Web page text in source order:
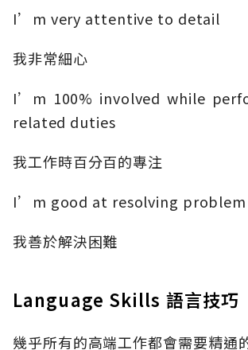
I’m very attentive to detail
我非常細心
I’m 100% involved while
related duties
我工作時百分百的專注
I’m good at resolving
我善於解決困難
Language Skills 語言技巧
幾乎所有的高端工作都會需要精通